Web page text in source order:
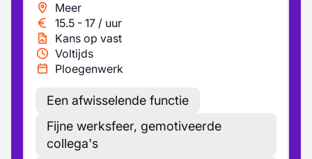
Meer
15.5 - 17 / uur
Kans op vast
Voltijds
Ploegenwerk
Een afwisselende functie
Fijne werksfeer, gemotiveerde
collega's